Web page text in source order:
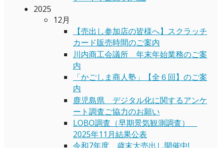
2025
12月
【売出し参加店の皆様へ】スクラッチ
カード販売時間のご案内
川内商工会議所 年末年始業務のご案
内
「かごしま商人塾」【全６回】のご案
内
鹿児島県 デジタル化に関するアンケ
ート調査ご協力のお願い
LOBO調査（早期景気観測調査）
2025年11月結果公表
令和7年度 歳末大売出し開催中!